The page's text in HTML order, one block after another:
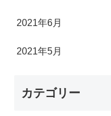
2021年6月
2021年5月
カテゴリー